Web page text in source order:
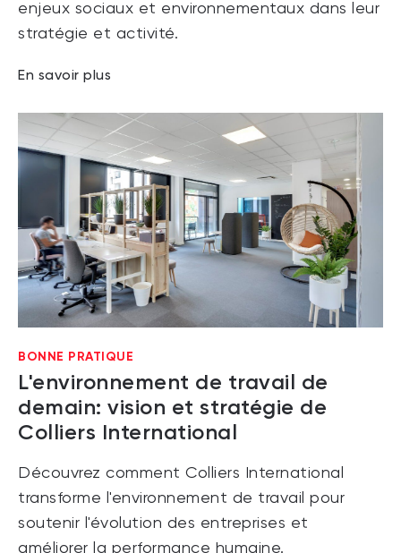
enjeux sociaux et environnementaux dans leur
stratégie et activité.
En savoir plus
BONNE PRATIQUE
L'environnement de travail de
demain: vision et stratégie de
Colliers International
Découvrez comment Colliers International
transforme l'environnement de travail pour
soutenir l'évolution des entreprises et
améliorer la performance humaine.